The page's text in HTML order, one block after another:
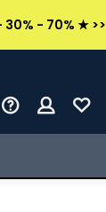
30% - 70% ★ >>